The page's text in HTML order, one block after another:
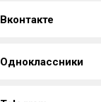
Вконтакте
Одноклассники